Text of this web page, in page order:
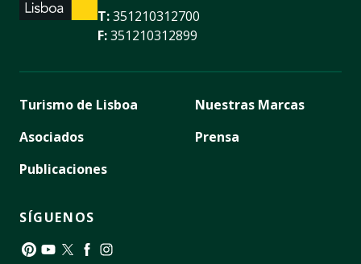
T:351210312700
F:351210312899
Turismo de Lisboa
Asociados
Publicaciones
Nuestras Marcas
Prensa
SÍGUENOS